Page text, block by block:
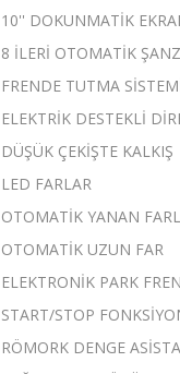
10'' DOKUNMATİK
8 İLERİ OTOMATİK
FRENDE TUTMA
ELEKTRİK DESTEKLİ
DÜŞÜK ÇEKİŞTE KALKIŞ
LED FARLAR
OTOMATİK YANAN
OTOMATİK UZUN FAR
ELEKTRONİK PARK
START/STOP
RÖMORK DENGE